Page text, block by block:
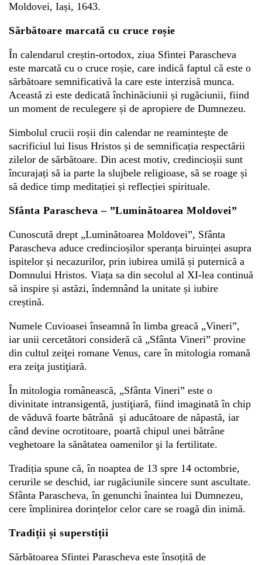
Moldovei, Iași, 1643.
Sărbătoare marcată cu cruce roșie
În calendarul creștin-ortodox, ziua Sfintei Parascheva
este marcată cu o cruce roșie, care indică faptul că este o
sărbătoare semnificativă la care este interzisă munca.
Această zi este dedicată închinăciunii și rugăciunii, fiind
un moment de reculegere și de apropiere de Dumnezeu.
Simbolul crucii roșii din calendar ne reamintește de
sacrificiul lui Iisus Hristos și de semnificația respectării
zilelor de sărbătoare. Din acest motiv, credincioșii sunt
încurajați să ia parte la slujbele religioase, să se roage și
să dedice timp meditației și reflecției spirituale.
Sfânta Parascheva – ”Luminătoarea Moldovei”
Cunoscută drept „Luminătoarea Moldovei”, Sfânta
Parascheva aduce credincioșilor speranța biruinței asupra
ispitelor și necazurilor, prin iubirea umilă și puternică a
Domnului Hristos. Viața sa din secolul al XI-lea continuă
să inspire și astăzi, îndemnând la unitate și iubire
creștină.
Numele Cuvioasei înseamnă în limba greacă „Vineri”,
iar unii cercetători consideră că „Sfânta Vineri” provine
din cultul zeiţei romane Venus, care în mitologia romană
era zeiţa justiţiară.
În mitologia românească, „Sfânta Vineri” este o
divinitate intransigentă, justiţiară, fiind imaginată în chip
de văduvă foarte bătrână şi aducătoare de năpastă, iar
când devine ocrotitoare, poartă chipul unei bătrâne
veghetoare la sănătatea oamenilor şi la fertilitate.
Tradiția spune că, în noaptea de 13 spre 14 octombrie,
cerurile se deschid, iar rugăciunile sincere sunt ascultate.
Sfânta Parascheva, în genunchi înaintea lui Dumnezeu,
cere împlinirea dorințelor celor care se roagă din inimă.
Tradiții și superstiții
Sărbătoarea Sfintei Parascheva este însoțită de